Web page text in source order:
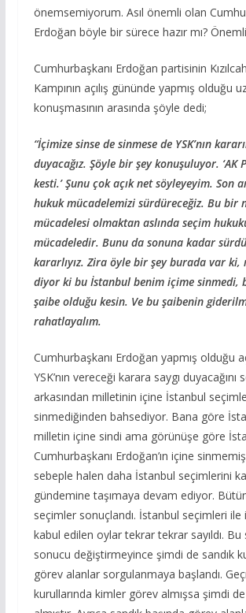
önemsemiyorum. Asıl önemli olan
Erdoğan böyle bir sürece hazır mı?
Cumhurbaşkanı Erdoğan partisinin
Kampının açılış gününde yapmış olduğu
konuşmasının arasında şöyle dedi;
“İçimize sinse de sinmese de YSK’nın
duyacağız. Şöyle bir şey konuşuluyor. ‘AK
kesti.’ Şunu çok açık net söyleyeyim. Son
hukuk mücadelemizi sürdüreceğiz. Bu bir
mücadelesi olmaktan aslında seçim
mücadeledir. Bunu da sonuna kadar
kararlıyız. Zira öyle bir şey burada var
diyor ki bu İstanbul benim içime sinmedi,
şaibe olduğu kesin. Ve bu şaibenin
rahatlayalım.
Cumhurbaşkanı Erdoğan yapmış olduğu
YSK’nın vereceği karara saygı
arkasından milletinin içine İstanbul
sinmediğinden bahsediyor. Bana göre
milletin içine sindi ama görünüşe göre
Cumhurbaşkanı Erdoğan’ın içine
sebeple halen daha İstanbul seçimlerini
gündemine taşımaya devam ediyor.
seçimler sonuçlandı. İstanbul seçimleri ile
kabul edilen oylar tekrar tekrar sayıldı. Bu
sonucu değiştirmeyince şimdi de sandık
görev alanlar sorgulanmaya başlandı.
kurullarında kimler görev almışsa şimdi